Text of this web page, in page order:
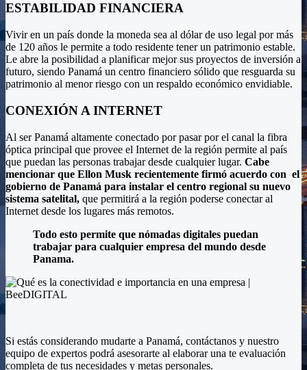
ESTABILIDAD FINANCIERA
Vivir en un país donde la moneda sea al dólar de uso legal por más
de 120 años le permite a todo residente tener un patrimonio estable.
Le abre la posibilidad a planificar mejor sus proyectos de inversión a
futuro, siendo Panamá un centro financiero sólido que resguarda su
patrimonio al menor riesgo con un respaldo económico envidiable.
CONEXIÓN A INTERNET
Al ser Panamá altamente conectado por pasar por el canal la fibra
óptica principal que provee el Internet de la región permite al país
que puedan las personas trabajar desde cualquier lugar. Cabe
mencionar que Ellon Musk recientemente firmó acuerdo con el
gobierno de Panamá para instalar el centro regional su nuevo
sistema satelital, que permitirá a la región poderse conectar al
Internet desde los lugares más remotos.
Todo esto permite que nómadas digitales puedan
trabajar para cualquier empresa del mundo desde
Panama.
Si estás considerando mudarte a Panamá, contáctanos y nuestro
equipo de expertos podrá asesorarte al elaborar una te evaluación
completa de tus necesidades y metas personales.